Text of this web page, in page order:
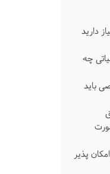
دارید
چه
باید
پذیر